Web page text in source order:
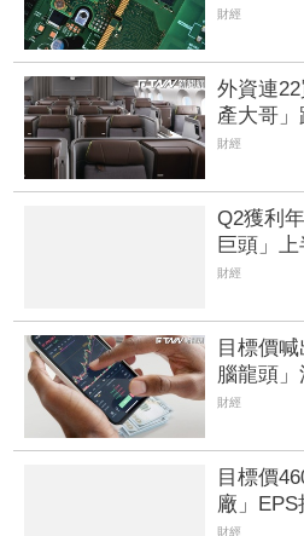
價格調漲
財經
外資連
產大哥
造高效通
財經
Q2獲利
巨頭」
高 探針
財經
目標價
腦龍頭
2026年
財經
目標價
廠」
設備需求
財經